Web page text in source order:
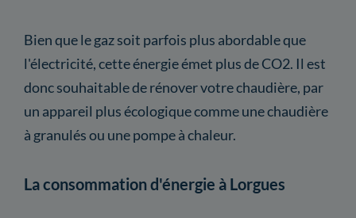
Bien que le gaz soit parfois plus abordable que
l'électricité, cette énergie émet plus de CO2. Il est
donc souhaitable de rénover votre chaudière, par
un appareil plus écologique comme une chaudière
à granulés ou une pompe à chaleur.
La consommation d'énergie à Lorgues